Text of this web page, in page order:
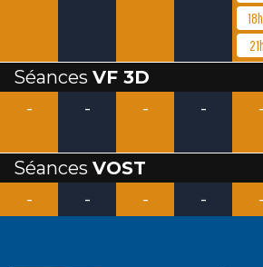
Séances VF 3D
-
- - - -
Séances VOST
-
- - - -